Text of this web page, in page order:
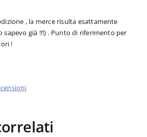
, la merce risulta esattamente
sapevo già !!!) . Punto di riferimento per
!